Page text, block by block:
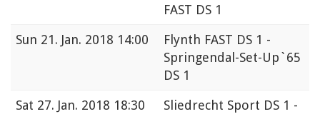
FAST DS 1
Sun 21. Jan. 2018 14:00
Flynth FAST DS 1 -
Springendal-Set-Up`65
DS 1
Sat 27. Jan. 2018 18:30
Sliedrecht Sport DS 1 -